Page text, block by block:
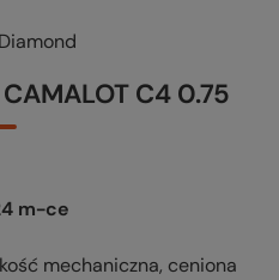
C4 0.75
m-ce
mechaniczna, ceniona